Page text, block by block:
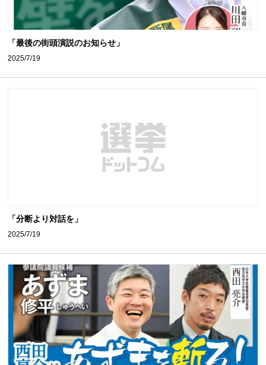
「最後の街頭演説のお知らせ」
2025/7/19
「分断より対話を」
2025/7/19